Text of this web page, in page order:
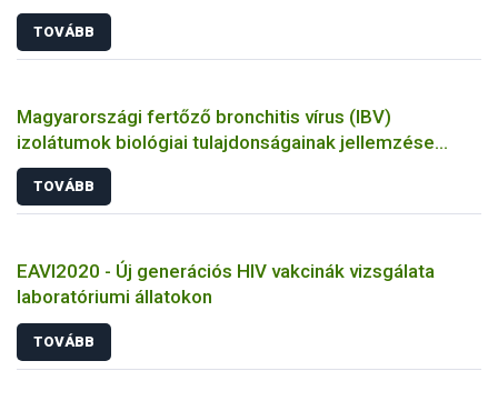
TOVÁBB
Magyarországi fertőző bronchitis vírus (IBV)
izolátumok biológiai tulajdonságainak jellemzése
állatkísérletes és molekuláris biológiai eszközökkel
TOVÁBB
EAVI2020 - Új generációs HIV vakcinák vizsgálata
laboratóriumi állatokon
TOVÁBB